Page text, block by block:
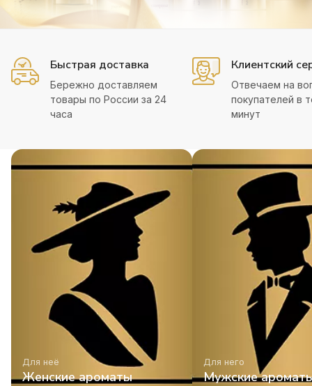
Быстрая доставка
Бережно доставляем
товары по России за 24
часа
Клиентский
Отвечаем на
покупателей в
минут
Для неё
Женские ароматы
Для него
Мужские